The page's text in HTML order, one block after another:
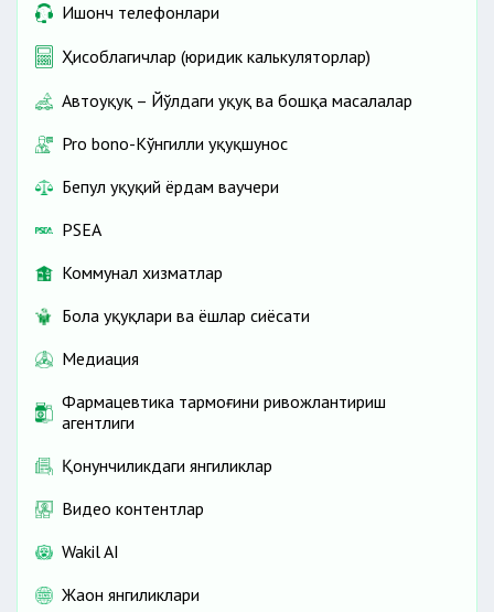
Ишонч телефонлари
Ҳисоблагичлар (юридик калькуляторлар)
Автоҳуқуқ – Йўлдаги ҳуқуқ ва бошқа масалалар
Pro bono-Кўнгилли ҳуқуқшунос
Бепул ҳуқуқий ёрдам ваучери
PSEA
Коммунал хизматлар
Бола ҳуқуқлари ва ёшлар сиёсати
Медиация
Фармацевтика тармоғини ривожлантириш
агентлиги
Қонунчиликдаги янгиликлар
Видео контентлар
Wakil AI
Жаҳон янгиликлари